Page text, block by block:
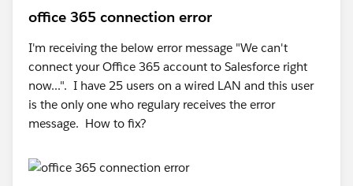
office 365 connection error
I'm receiving the below error message "We can't
connect your Office 365 account to Salesforce right
now...". I have 25 users on a wired LAN and this user
is the only one who regulary receives the error
message. How to fix?